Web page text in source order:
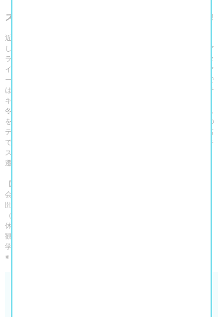
スウェーデンのテキスタイル約200点を一堂に展示!
近年、根強い人気を誇る北欧デザインは、日本でもすっかり定着
し、なじみ深いものとなっています。フィンランドのイッタラやア
ラビアなどの食器、マリメッコやフィンレイソンといったテキスタ
イルブランドが広く人気を誇るほか、建築や家具、照明ではデンマ
ークのデザインが知られるようになりました。そんななか、本展で
は、これまで日本で紹介される機会が少なかったスウェーデンのテ
キスタイルデザインを取り上げます。
冬が⾧い北欧諸国では、室内を彩る美しいテキスタイルは、暮らし
を心地よく整えるために必要不可欠なものでした。スウェーデンの
テキスタイルには、自然に着想を得た親しみやすいデザインが豊富
で、ポップでカラフルな色使いも大きな魅力です。本展では、テキ
スタイルと関連資料など約250点によって、デザインの歴史と変
遷、さらにデザイナーが作品に込めた物語を紐解きます。
【開催概要】
会期：2026年7月11日（土）～9月6日（日）
開館時間：9：30～17：00 金曜日は20：00まで
（いずれも入場は閉館の30分前まで）
休館日：月曜日、7月21日（火） ※7月20日（月・祝）は開館
観覧料：一般 1,900（1,700）円／高大生 1,000（800）円／中
学生以下 無料
※（ ）内は通常前売・20名以上の団体料金